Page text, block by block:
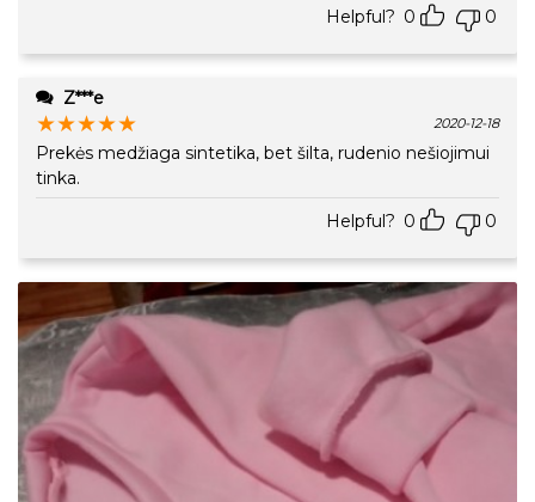
Helpful? 0 0
Z***e
★★★★★ 2020-12-18
Prekės medžiaga sintetika, bet šilta, rudenio nešiojimui
tinka.
Helpful? 0 0